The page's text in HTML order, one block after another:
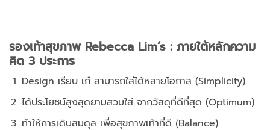
รองเท้าสุขภาพ Rebecca Lim’s : ภายใต้หลักความ
คิด 3 ประการ
Design เรียบ เก๋ สามารถใส่ได้หลายโอกาส (Simplicity)
ได้ประโยชน์สูงสุดยามสวมใส่ จากวัสดุที่ดีที่สุด (Optimum)
ทำให้การเดินสมดุล เพื่อสุขภาพเท้าที่ดี (ฺBalance)